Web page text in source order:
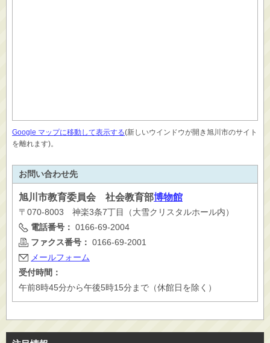
Google マップに移動して表示する(新しいウインドウが開き旭川市のサイト
を離れます)。
お問い合わせ先
旭川市教育委員会 社会教育部博物館
〒070-8003 神楽3条7丁目（大雪クリスタルホール内）
電話番号： 0166-69-2004
ファクス番号： 0166-69-2001
メールフォーム
受付時間：
午前8時45分から午後5時15分まで（休館日を除く）